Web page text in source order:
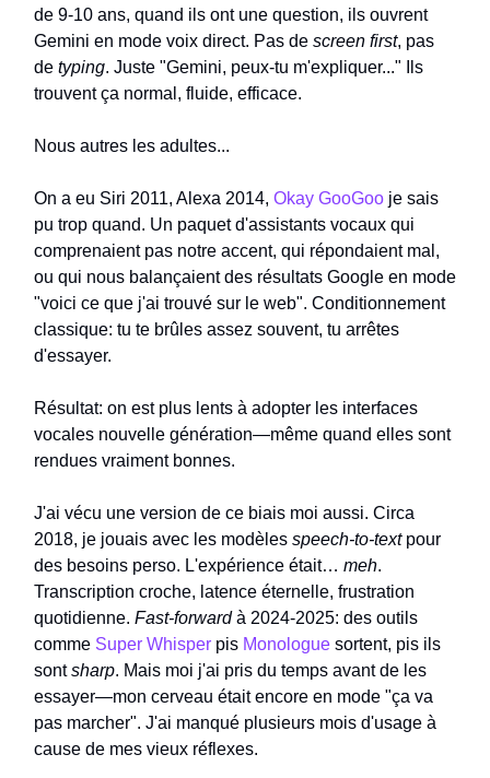
de 9-10 ans, quand ils ont une question, ils ouvrent
Gemini en mode voix direct. Pas de screen first, pas
de typing. Juste "Gemini, peux-tu m'expliquer..." Ils
trouvent ça normal, fluide, efficace.
Nous autres les adultes...
On a eu Siri 2011, Alexa 2014, Okay GooGoo je sais
pu trop quand. Un paquet d'assistants vocaux qui
comprenaient pas notre accent, qui répondaient mal,
ou qui nous balançaient des résultats Google en mode
"voici ce que j'ai trouvé sur le web". Conditionnement
classique: tu te brûles assez souvent, tu arrêtes
d'essayer.
Résultat: on est plus lents à adopter les interfaces
vocales nouvelle génération—même quand elles sont
rendues vraiment bonnes.
J'ai vécu une version de ce biais moi aussi. Circa
2018, je jouais avec les modèles speech-to-textpour
des besoins perso. L'expérience était… meh.
Transcription croche, latence éternelle, frustration
quotidienne. Fast-forwardà 2024-2025: des outils
comme Super Whisper pis Monologue sortent, pis ils
sontsharp. Mais moi j'ai pris du temps avant de les
essayer—mon cerveau était encore en mode "ça va
pas marcher". J'ai manqué plusieurs mois d'usage à
cause de mes vieux réflexes.